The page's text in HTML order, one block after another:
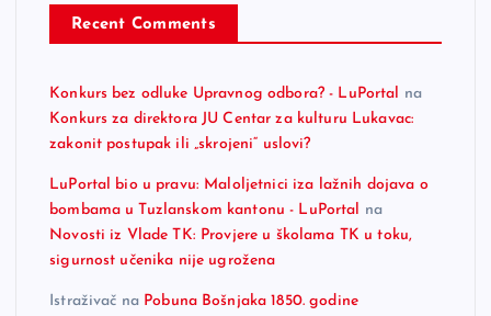
Recent Comments
Konkurs bez odluke Upravnog odbora? - LuPortal na
Konkurs za direktora JU Centar za kulturu Lukavac:
zakonit postupak ili „skrojeni“ uslovi?
LuPortal bio u pravu: Maloljetnici iza lažnih dojava o
bombama u Tuzlanskom kantonu - LuPortal na
Novosti iz Vlade TK: Provjere u školama TK u toku,
sigurnost učenika nije ugrožena
Istraživač na Pobuna Bošnjaka 1850. godine